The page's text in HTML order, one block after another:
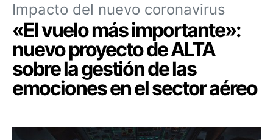
Impacto del nuevo coronavirus
«El vuelo más importante»:
nuevo proyecto de ALTA
sobre la gestión de las
emociones en el sector aéreo